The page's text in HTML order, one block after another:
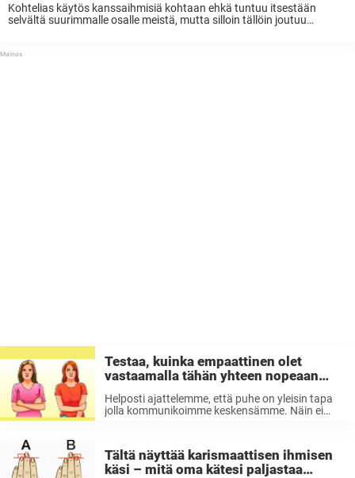
Kohtelias käytös kanssaihmisiä kohtaan ehkä tuntuu itsestään
selvältä suurimmalle osalle meistä, mutta silloin tällöin joutuu
muistutuslistakin seitsemästä ...
Testaa, kuinka empaattinen olet
vastaamalla tähän yhteen nopeaan
Helposti ajattelemme, että puhe on yleisin tapa
jolla kommunikoimme keskensämme. Näin ei
tulkitseminen on jotain, josta jokainen on hyötyä,
oli se ...
Tältä näyttää karismaattisen ihmisen
käsi – mitä oma kätesi paljastaa